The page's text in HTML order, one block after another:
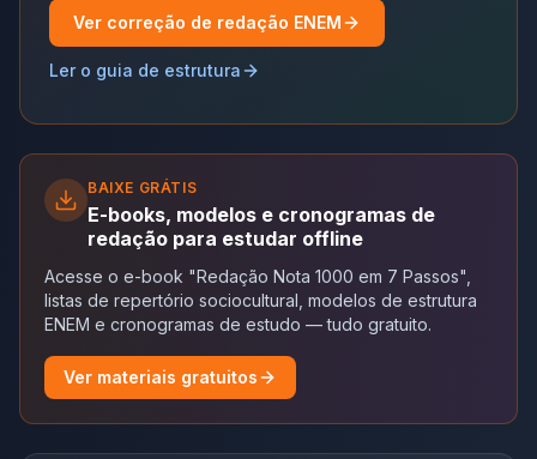
Ver correção de redação ENEM
Ler o guia de estrutura
BAIXE GRÁTIS
E-books, modelos e cronogramas de
redação para estudar offline
Acesse o e-book "Redação Nota 1000 em 7 Passos",
listas de repertório sociocultural, modelos de estrutura
ENEM e cronogramas de estudo — tudo gratuito.
Ver materiais gratuitos